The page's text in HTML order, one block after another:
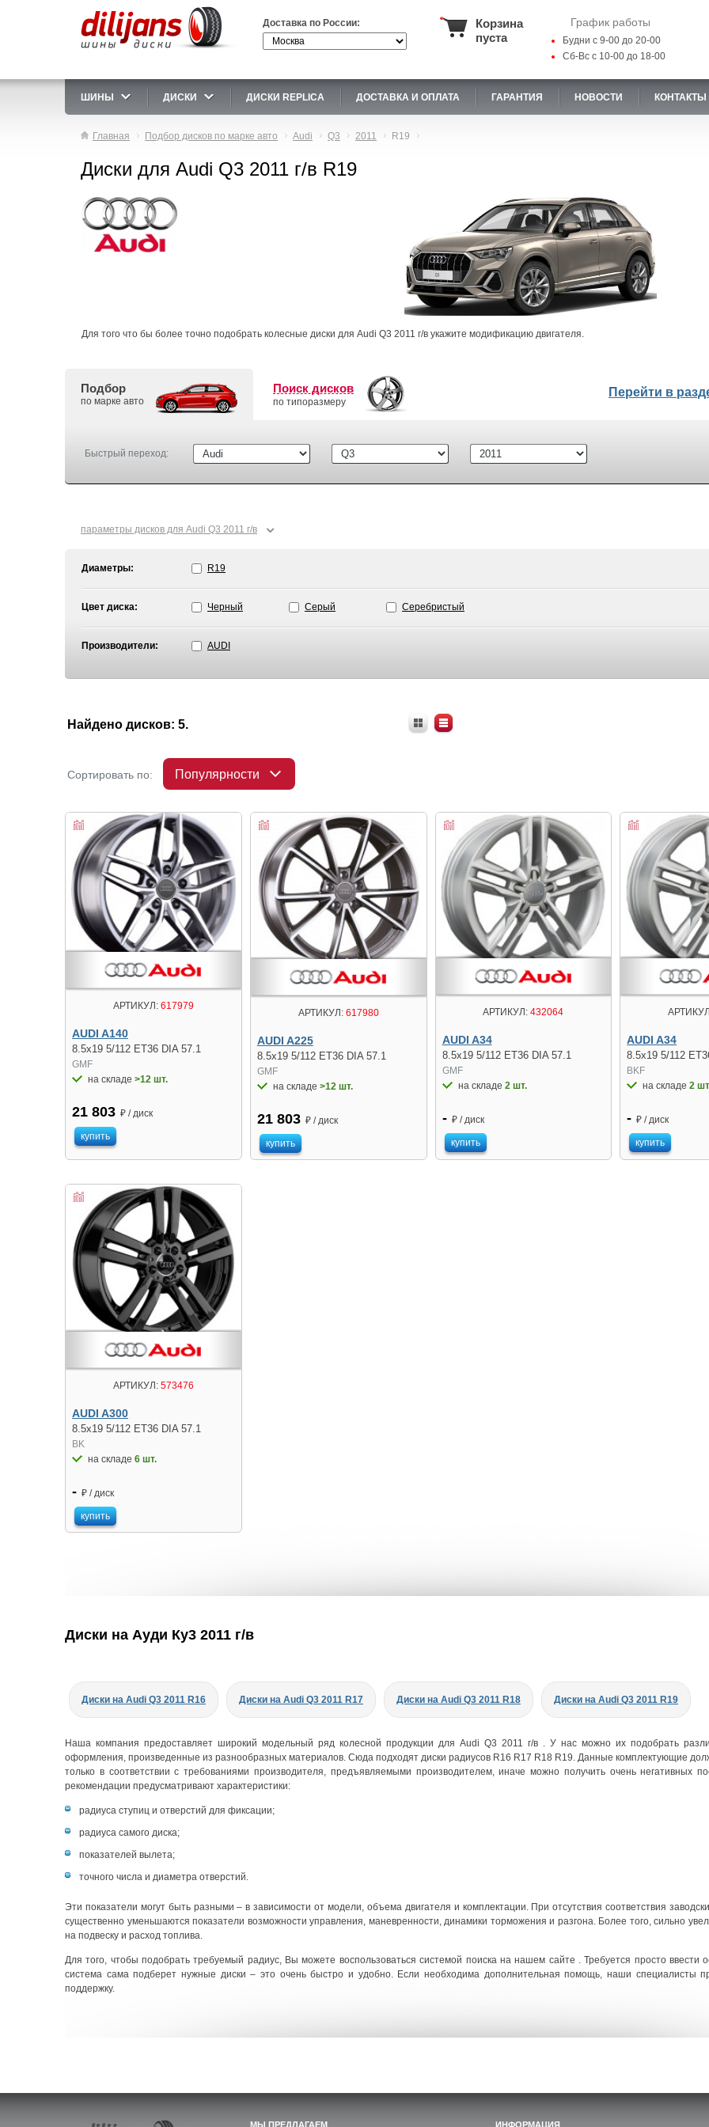
Доставка по России:
Корзина
пуста
График работы
Будни с 9-00 до 20-00
Сб-Вс с 10-00 до 18-00
ШИНЫ ДИСКИ ДИСКИ REPLICA ДОСТАВКА И ОПЛАТА ГАРАНТИЯ НОВОСТИ КОНТАКТЫ
Главная Подбор дисков по марке авто Audi Q3 2011 R19
Диски для Audi Q3 2011 г/в R19
Для того что бы более точно подобрать колесные диски для Audi Q3 2011 г/в укажите модификацию двигателя.
Перейти в
Подбор
по марке авто
Поиск дисков
по типоразмеру
Быстрый переход:
параметры дисков для Audi Q3 2011 г/в ⌄
Диаметры: R19
Цвет диска: Черный Серый Серебристый
Производители: AUDI
Найдено дисков: 5.
Сортировать по: Популярности
АРТИКУЛ:617979
AUDI A140
8.5x19 5/112 ET36 DIA 57.1
GMF
на складе >12 шт.
21 803 ₽ / диск
купить
АРТИКУЛ:617980
AUDI A225
8.5x19 5/112 ET36 DIA 57.1
GMF
на складе >12 шт.
21 803 ₽ / диск
купить
АРТИКУЛ: 432064
AUDI A34
8.5x19 5/112 ET36 DIA 57.1
GMF
на складе 2 шт.
- ₽ / диск
купить
AUDI A34
8.5x19 5/112
BKF
на складе2
- ₽ / диск
купить
АРТИКУЛ:573476
AUDI A300
8.5x19 5/112 ET36 DIA 57.1
BK
на складе 6 шт.
- ₽ / диск
купить
Диски на Ауди Ку3 2011 г/в
Диски на Audi Q3 2011 R16 Диски на Audi Q3 2011 R17 Диски на Audi Q3 2011 R18 Диски на Audi Q3 2011 R19
Наша компания предоставляет широкий модельный ряд колесной продукции для Audi Q3 2011 г/в . У нас можно их подобрать
оформления, произведенные из разнообразных материалов. Сюда подходят диски радиусов R16 R17 R18 R19. Данные комплектующие
только в соответствии с требованиями производителя, предъявляемыми производителем, иначе можно получить очень негативных
рекомендации предусматривают характеристики:
радиуса ступиц и отверстий для фиксации;
радиуса самого диска;
показателей вылета;
точного числа и диаметра отверстий.
Эти показатели могут быть разными – в зависимости от модели, объема двигателя и комплектации. При отсутствия соответствия
существенно уменьшаются показатели возможности управления, маневренности, динамики торможения и разгона. Более того, сильно
на подвеску и расход топлива.
Для того, чтобы подобрать требуемый радиус, Вы можете воспользоваться системой поиска на нашем сайте . Требуется просто ввести
система сама подберет нужные диски – это очень быстро и удобно. Если необходима дополнительная помощь, наши специалисты
поддержку.
МЫ ПРЕДЛАГАЕМ ИНФОРМАЦИЯ